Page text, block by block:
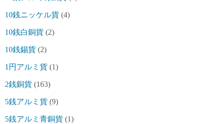
10銭ニッケル貨 (4)
10銭白銅貨 (2)
10銭錫貨 (2)
1円アルミ貨 (1)
2銭銅貨 (163)
5銭アルミ貨 (9)
5銭アルミ青銅貨 (1)